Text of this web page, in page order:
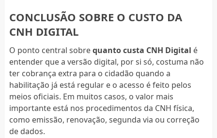
CONCLUSÃO SOBRE O CUSTO DA
CNH DIGITAL
O ponto central sobrequanto custa CNH Digital é
entender que a versão digital, por si só, costuma não
ter cobrança extra para o cidadão quando a
habilitação já está regular e o acesso é feito pelos
meios oficiais. Em muitos casos, o valor mais
importante está nos procedimentos da CNH física,
como emissão, renovação, segunda via ou correção
de dados.